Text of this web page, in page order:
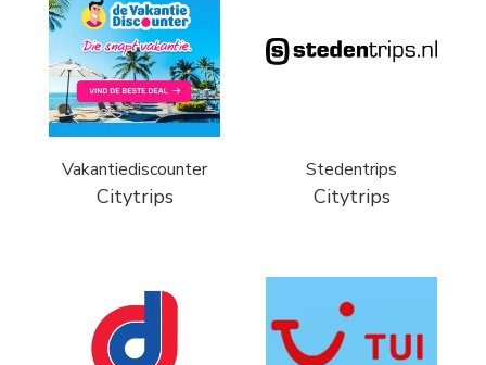
Vakantiediscounter
Citytrips
Stedentrips
Citytrips